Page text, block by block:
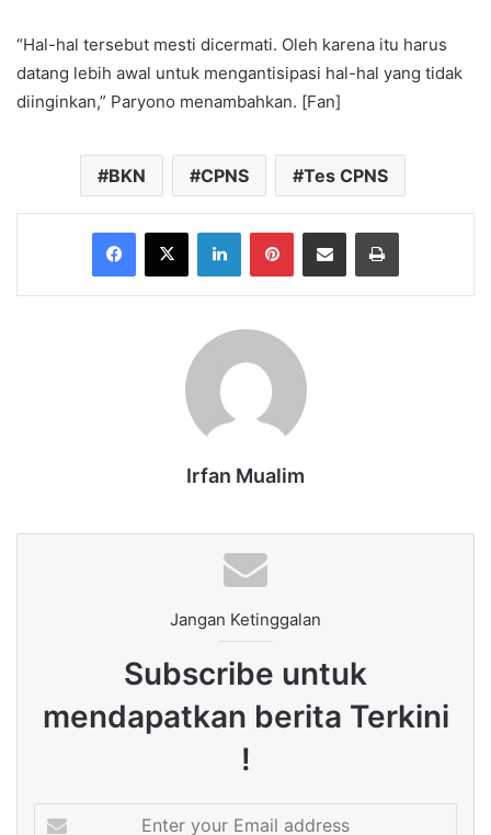
“Hal-hal tersebut mesti dicermati. Oleh karena itu harus
datang lebih awal untuk mengantisipasi hal-hal yang tidak
diinginkan,” Paryono menambahkan. [Fan]
BKN CPNS Tes CPNS
Facebook
X LinkedInPinterestShare via Email Print
Irfan Mualim
Jangan Ketinggalan
Subscribe untuk
mendapatkan berita Terkini
!